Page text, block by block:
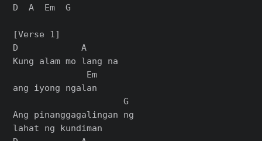
D  A  Em  G
[Verse 1]
D            A
Kung alam mo lang na
              Em
ang iyong ngalan
                     G
Ang pinanggagalingan ng
lahat ng kundiman